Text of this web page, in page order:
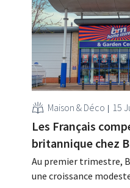
Maison & Déco 15
Les Français
britannique chez
Au premier trimestre,
une croissance